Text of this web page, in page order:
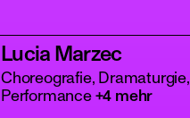
Lucia Marzec
Choreografie, Dramaturgie,
Performance+4 mehr